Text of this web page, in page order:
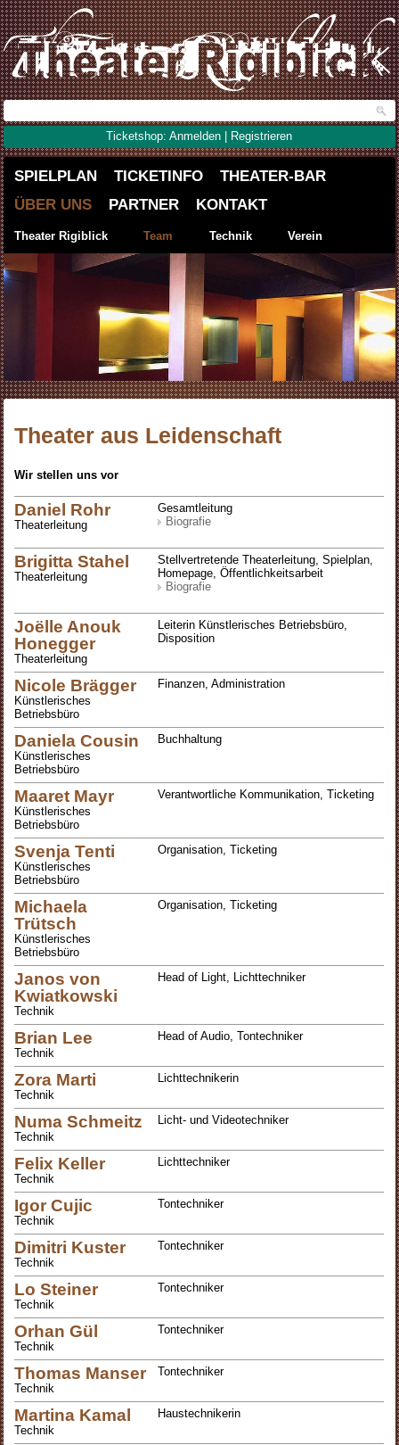
Ticketshop: Anmelden | Registrieren
SPIELPLAN TICKETINFO
THEATER-BAR
ÜBER UNS
PARTNER KONTAKT
Theater Rigiblick Team Technik Verein
Theater aus Leidenschaft
Wir stellen uns vor
Daniel Rohr
Theaterleitung
Gesamtleitung
Biografie
Brigitta Stahel
Theaterleitung
Stellvertretende Theaterleitung, Spielplan,
Homepage, Öffentlichkeitsarbeit
Biografie
Joëlle Anouk
Honegger
Theaterleitung
Leiterin Künstlerisches Betriebsbüro,
Disposition
Nicole Brägger
Künstlerisches
Betriebsbüro
Finanzen, Administration
Daniela Cousin
Künstlerisches
Betriebsbüro
Buchhaltung
Maaret Mayr
Künstlerisches
Betriebsbüro
Verantwortliche Kommunikation, Ticketing
Svenja Tenti
Künstlerisches
Betriebsbüro
Organisation, Ticketing
Michaela
Trütsch
Künstlerisches
Betriebsbüro
Organisation, Ticketing
Janos von
Kwiatkowski
Technik
Head of Light, Lichttechniker
Brian Lee
Technik
Head of Audio, Tontechniker
Zora Marti
Technik
Lichttechnikerin
Numa Schmeitz
Technik
Licht- und Videotechniker
Felix Keller
Technik
Lichttechniker
Igor Cujic
Technik
Tontechniker
Dimitri Kuster
Technik
Tontechniker
Lo Steiner
Technik
Tontechniker
Orhan Gül
Technik
Tontechniker
Thomas Manser
Technik
Tontechniker
Martina Kamal
Technik
Haustechnikerin